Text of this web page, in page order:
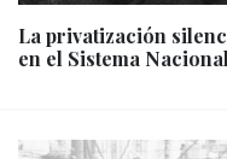
La privatización
en el Sistema